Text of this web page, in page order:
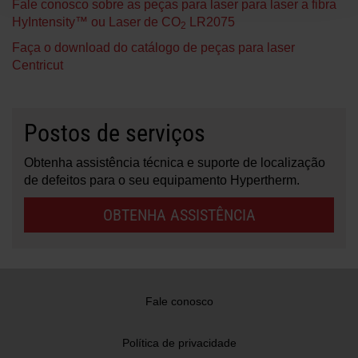
Fale conosco sobre as peças para laser para laser a fibra
HyIntensity™ ou Laser de CO2
LR2075
Faça o download do catálogo de peças para laser
Centricut
Postos de serviços
Obtenha assistência técnica e suporte de localização
de defeitos para o seu equipamento Hypertherm.
OBTENHA ASSISTÊNCIA
Fale conosco
Política de privacidade